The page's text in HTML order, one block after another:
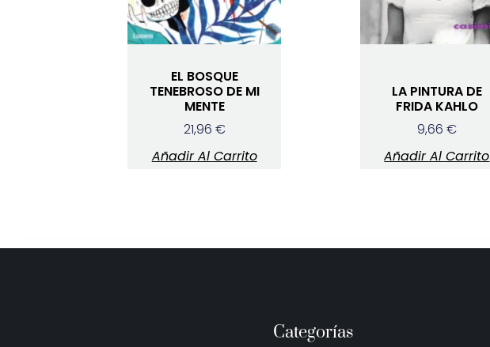
EL BOSQUE
TENEBROSO DE MI
MENTE
21,96 €
Añadir Al Carrito
LA PINTURA DE
FRIDA KAHLO
9,66 €
Añadir Al Carrito
Categorías